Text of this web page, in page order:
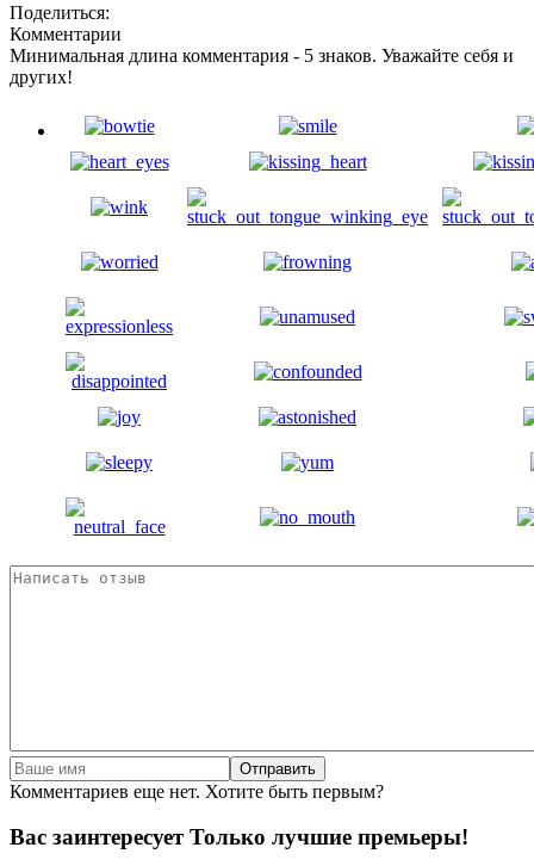
Поделиться:
Комментарии
Минимальная длина комментария - 5 знаков. Уважайте себя и
других!
Отправить
Комментариев еще нет. Хотите быть первым?
Вас заинтересуетТолько лучшие премьеры!